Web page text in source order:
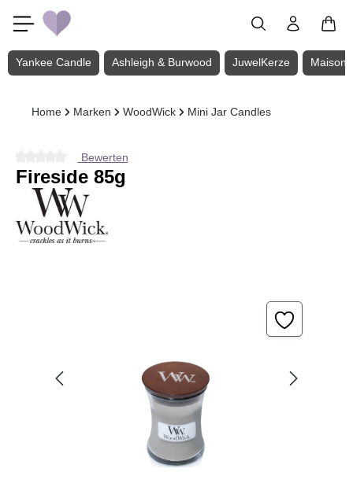
Zum Hauptinhalt springen
Yankee Candle Ashleigh & Burwood JuwelKerze Maison
Home Marken WoodWick Mini Jar Candles
Durchschnittliche Bewertung von 0 von 5 Sternen
Bewerten
Fireside 85g